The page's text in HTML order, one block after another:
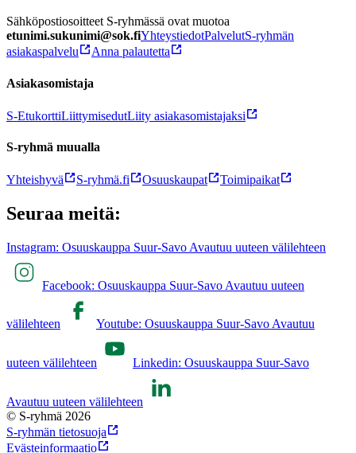
Sähköpostiosoitteet S-ryhmässä ovat muotoa
etunimi.sukunimi@sok.fiYhteystiedotPalvelutS-ryhmän
asiakaspalvelu
Anna palautetta
Asiakasomistaja
S-EtukorttiLiittymisedutLiity asiakasomistajaksi
S-ryhmä muualla
Yhteishyvä S-ryhmä.fi Osuuskaupat Toimipaikat
Seuraa meitä:
Instagram: Osuuskauppa Suur-Savo Avautuu uuteen välilehteen
Facebook: Osuuskauppa Suur-Savo Avautuu uuteen
välilehteen Youtube: Osuuskauppa Suur-Savo Avautuu
uuteen välilehteen Linkedin: Osuuskauppa Suur-Savo
Avautuu uuteen välilehteen
© S-ryhmä 2026
S-ryhmän tietosuoja
Evästeinformaatio